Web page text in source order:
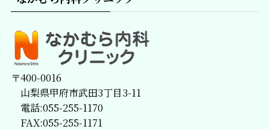
〒400-0016
山梨県甲府市武田3丁目3-11
電話:055-255-1170
FAX:055-255-1171